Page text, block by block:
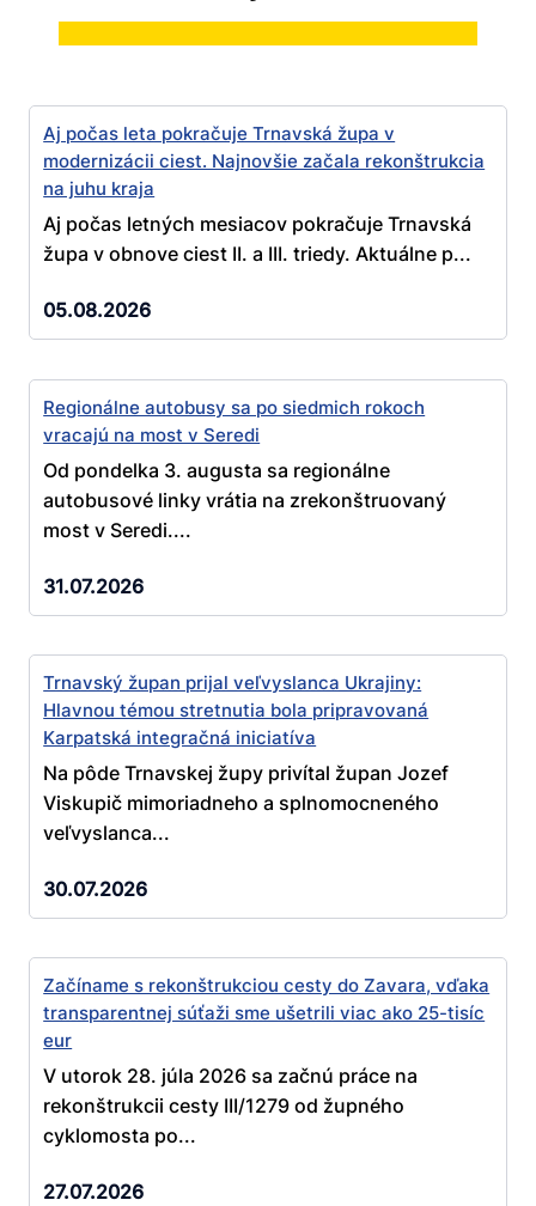
Aj počas leta pokračuje Trnavská župa v
modernizácii ciest. Najnovšie začala rekonštrukcia
na juhu kraja
Aj počas letných mesiacov pokračuje Trnavská
župa v obnove ciest II. a III. triedy. Aktuálne p...
05.08.2026
Regionálne autobusy sa po siedmich rokoch
vracajú na most v Seredi
Od pondelka 3. augusta sa regionálne
autobusové linky vrátia na zrekonštruovaný
most v Seredi....
31.07.2026
Trnavský župan prijal veľvyslanca Ukrajiny:
Hlavnou témou stretnutia bola pripravovaná
Karpatská integračná iniciatíva
Na pôde Trnavskej župy privítal župan Jozef
Viskupič mimoriadneho a splnomocneného
veľvyslanca...
30.07.2026
Začíname s rekonštrukciou cesty do Zavara, vďaka
transparentnej súťaži sme ušetrili viac ako 25-tisíc
eur
V utorok 28. júla 2026 sa začnú práce na
rekonštrukcii cesty III/1279 od župného
cyklomosta po...
27.07.2026